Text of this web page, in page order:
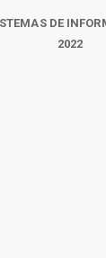
DE
2022